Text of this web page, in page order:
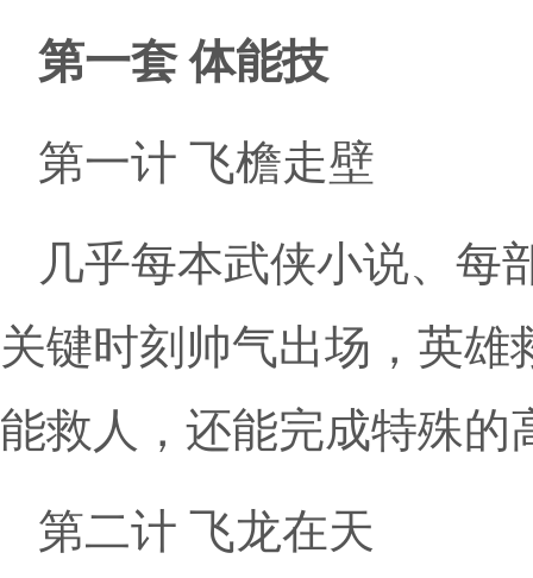
第一套 体能技
第一计 飞檐走壁
几乎每本武侠小说、每
关键时刻帅气出场，英
能救人，还能完成特殊的
第二计 飞龙在天